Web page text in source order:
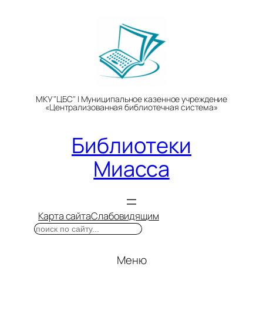
МКУ "ЦБС" | Муниципальное казенное учреждение
«Централизованная библиотечная система»
Библиотеки
Миасса
Карта сайтаСлабовидящим
Поиск
Меню